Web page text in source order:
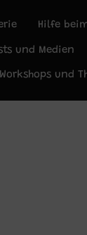
Hilfe
und Medien
und